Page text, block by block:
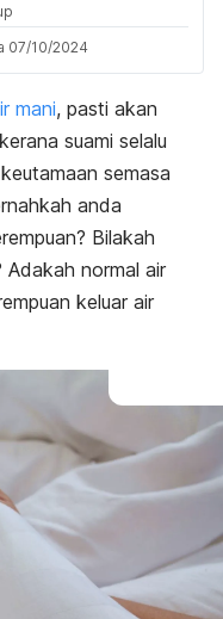
07/10/2024
mani, pasti akan
suami selalu
semasa
anda
Bilakah
Adakah normal air
keluar air